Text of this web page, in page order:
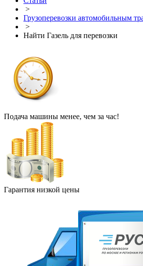
>
Грузоперевозки автомобильным
>
Найти Газель для перевозки
Подача машины менее, чем за час!
Гарантия низкой цены